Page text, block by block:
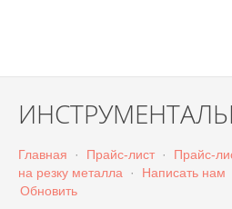
Главная · Прайс-лист · Прайс-
на резку металла
· Написать нам
Обновить